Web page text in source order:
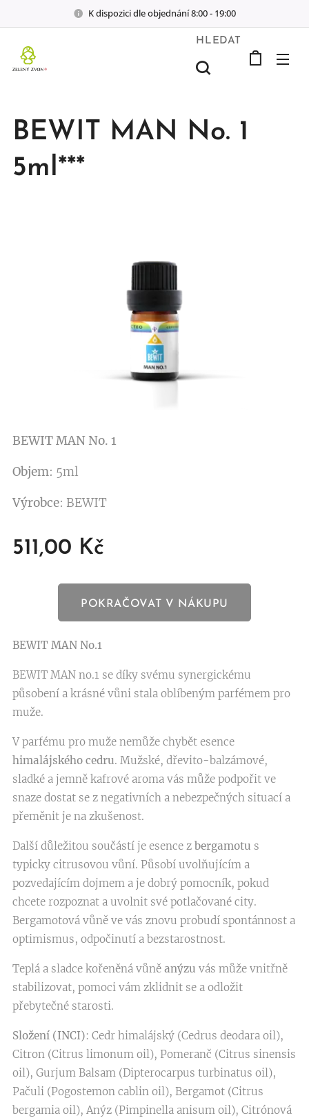
K dispozici dle objednání 8:00 - 19:00
HLEDAT
BEWIT MAN No. 1
5ml***
BEWIT MAN No. 1
Objem: 5ml
Výrobce: BEWIT
511,00 Kč
POKRAČOVAT V NÁKUPU
BEWIT MAN No.1
BEWIT MAN no.1 se díky svému synergickému
působení a krásné vůni stala oblíbeným parfémem pro
muže.
V parfému pro muže nemůže chybět esence
himalájského cedru. Mužské, dřevito-balzámové,
sladké a jemně kafrové aroma vás může podpořit ve
snaze dostat se z negativních a nebezpečných situací a
přeměnit je na zkušenost.
Další důležitou součástí je esence z bergamotu s
typicky citrusovou vůní. Působí uvolňujícím a
pozvedajícím dojmem a je dobrý pomocník, pokud
chcete rozpoznat a uvolnit své potlačované city.
Bergamotová vůně ve vás znovu probudí spontánnost a
optimismus, odpočinutí a bezstarostnost.
Teplá a sladce kořeněná vůně anýzu vás může vnitřně
stabilizovat, pomoci vám zklidnit se a odložit
přebytečné starosti.
Složení (INCI): Cedr himalájský (Cedrus deodara oil),
Citron (Citrus limonum oil), Pomeranč (Citrus sinensis
oil), Gurjum Balsam (Dipterocarpus turbinatus oil),
Pačuli (Pogostemon cablin oil), Bergamot (Citrus
bergamia oil), Anýz (Pimpinella anisum oil), Citrónová